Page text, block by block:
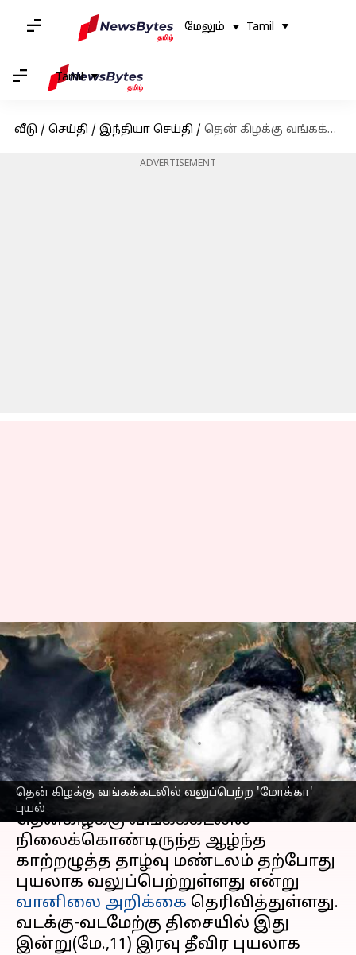
மேலும் Tamil
Tamil
வீடு / செய்தி / இந்தியா செய்தி / தென் கிழக்கு வங்கக்கடலில் வலுப்பெற்ற 'மோக்கா' புயல்
ADVERTISEMENT
தென் கிழக்கு வங்கக்கடலில் வலுப்பெற்ற 'மோக்கா'
புயல்
தென் கிழக்கு
வங்கக்கடலில்
வலுப்பெற்ற 'மோக்கா'
புயல்
எழுதியவர் Nivetha P May 11, 2023 11:44 am
செய்தி முன்னோட்டம்
தென்கிழக்கு வங்கக்கடலில்
நிலைக்கொண்டிருந்த ஆழ்ந்த
காற்றழுத்த தாழ்வு மண்டலம் தற்போது
புயலாக வலுப்பெற்றுள்ளது என்று
வானிலை அறிக்கை தெரிவித்துள்ளது.
வடக்கு-வடமேற்கு திசையில் இது
இன்று(மே.,11) இரவு தீவிர புயலாக